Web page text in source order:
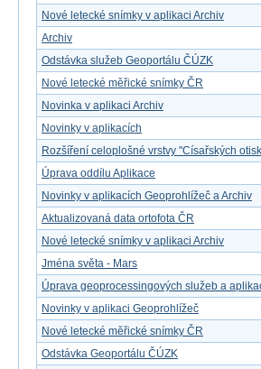
Nové letecké snímky v aplikaci Archiv
Archiv
Odstávka služeb Geoportálu ČÚZK
Nové letecké měřické snímky ČR
Novinka v aplikaci Archiv
Novinky v aplikacích
Rozšíření celoplošné vrstvy "Císařských
Úprava oddílu Aplikace
Novinky v aplikacích Geoprohlížeč a Archiv
Aktualizovaná data ortofota ČR
Nové letecké snímky v aplikaci Archiv
Jména světa - Mars
Úprava geoprocessingových služeb a
Novinky v aplikaci Geoprohlížeč
Nové letecké měřické snímky ČR
Odstávka Geoportálu ČÚZK